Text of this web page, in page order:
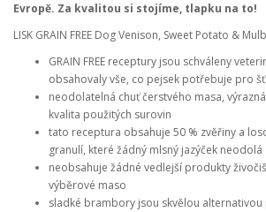
Evropě. Za kvalitou si stojíme, tlapku na to!
LISK GRAIN FREE Dog Venison, Sweet Potato &
GRAIN FREE receptury jsou schváleny
obsahovaly vše, co pejsek potřebuje pro
neodolatelná chuť čerstvého masa,
kvalita použitých surovin
tato receptura obsahuje 50 % zvěřiny a
granulí, které žádný mlsný jazýček neodolá
neobsahuje žádné vedlejší produkty
výběrové maso
sladké brambory jsou skvělou